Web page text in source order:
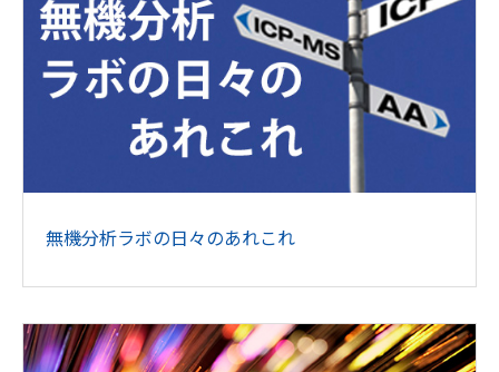
無機分析ラボの日々のあれこれ